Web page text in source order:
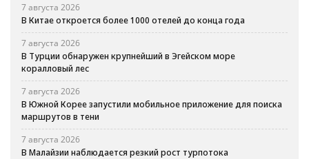
7 августа 2026
В Китае откроется более 1000 отелей до конца года
7 августа 2026
В Турции обнаружен крупнейший в Эгейском море
коралловый лес
7 августа 2026
В Южной Корее запустили мобильное приложение для поиска
маршрутов в тени
7 августа 2026
В Малайзии наблюдается резкий рост турпотока